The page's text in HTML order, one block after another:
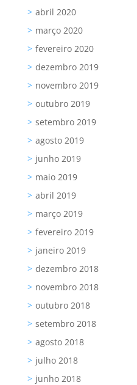
abril 2020
março 2020
fevereiro 2020
dezembro 2019
novembro 2019
outubro 2019
setembro 2019
agosto 2019
junho 2019
maio 2019
abril 2019
março 2019
fevereiro 2019
janeiro 2019
dezembro 2018
novembro 2018
outubro 2018
setembro 2018
agosto 2018
julho 2018
junho 2018